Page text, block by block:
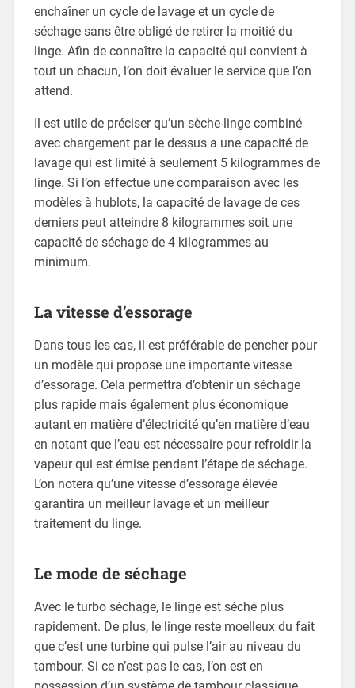
enchaîner un cycle de lavage et un cycle de
séchage sans être obligé de retirer la moitié du
linge. Afin de connaître la capacité qui convient à
tout un chacun, l’on doit évaluer le service que l’on
attend.
Il est utile de préciser qu’un sèche-linge combiné
avec chargement par le dessus a une capacité de
lavage qui est limité à seulement 5 kilogrammes de
linge. Si l’on effectue une comparaison avec les
modèles à hublots, la capacité de lavage de ces
derniers peut atteindre 8 kilogrammes soit une
capacité de séchage de 4 kilogrammes au
minimum.
La vitesse d’essorage
Dans tous les cas, il est préférable de pencher pour
un modèle qui propose une importante vitesse
d’essorage. Cela permettra d’obtenir un séchage
plus rapide mais également plus économique
autant en matière d’électricité qu’en matière d’eau
en notant que l’eau est nécessaire pour refroidir la
vapeur qui est émise pendant l’étape de séchage.
L’on notera qu’une vitesse d’essorage élevée
garantira un meilleur lavage et un meilleur
traitement du linge.
Le mode de séchage
Avec le turbo séchage, le linge est séché plus
rapidement. De plus, le linge reste moelleux du fait
que c’est une turbine qui pulse l’air au niveau du
tambour. Si ce n’est pas le cas, l’on est en